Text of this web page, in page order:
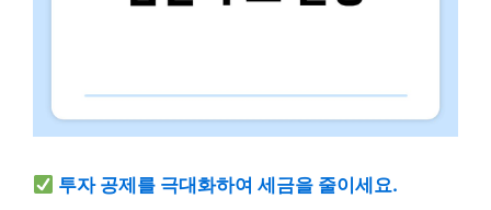
투자 공제를 극대화하여 세금을 줄이세요.